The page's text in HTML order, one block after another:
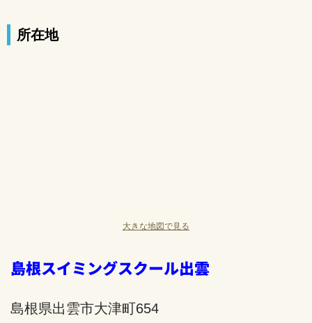
所在地
大きな地図で見る
島根スイミングスクール出雲
島根県出雲市大津町654